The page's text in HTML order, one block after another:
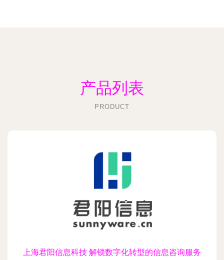
产品列表
PRODUCT
上海君阳信息科技 解锁数字化转型的信息咨询服务